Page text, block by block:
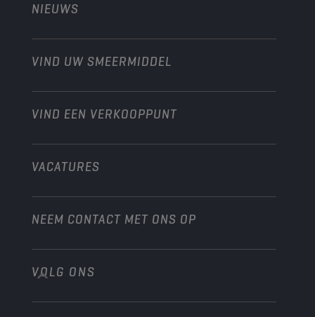
Moto’s & ATV
Industrie
Scheepvaart
Ontdek onze motorsportpartners
Personenwagens
Motorfiets
Heavy-Duty
NIEUWS
VIND UW SMEERMIDDEL
VIND EEN VERKOOPPUNT
VACATURES
NEEM CONTACT MET ONS OP
info@championlubes.com
+32 3 870 00 20
VOLG ONS